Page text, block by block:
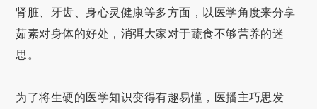
肾脏、牙齿、身心灵健康等多方面，以医学角度来分享
茹素对身体的好处，消弭大家对于蔬食不够营养的迷
思。
为了将生硬的医学知识变得有趣易懂，医播主巧思发